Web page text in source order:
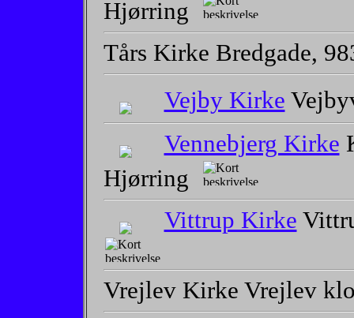
Hjørring
Tårs Kirke Bredgade,
Vejby Kirke
Vennebjerg Kirke
Hjørring
Vittrup Kirke
Vrejlev Kirke Vrejlev